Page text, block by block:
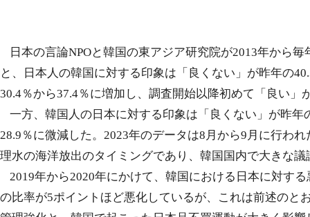
日本の言論NPOと韓国の東アジア研究院が2013年から毎
と、日本人の韓国に対する印象は「良くない」が昨年の
30.4％から37.4％に増加し、調査開始以降初めて「良い」
一方、韓国人の日本に対する印象は「良くない」が昨年
28.9 ％に微減した。 2023年のデータは8 月から9 月に行わ
理水の海洋放出のタイミングであり、韓国国内で大きな
2019年から2020年にかけて、韓国における日本に対す
の比率が5ポイントほど悪化しているが、これは前述のと